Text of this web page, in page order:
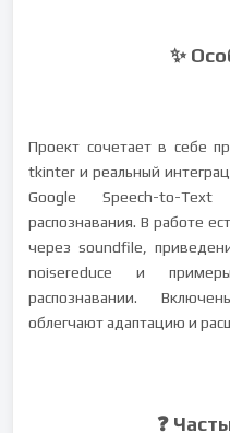
✨
Проект сочетает в себе
tkinter и реальный
Google Speech-to-
распознавания. В работе
через soundfile,
noisereduce и
распознавании.
облегчают адаптацию и
❓